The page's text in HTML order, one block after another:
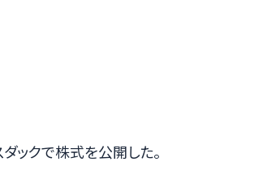
ックで株式を公開した。